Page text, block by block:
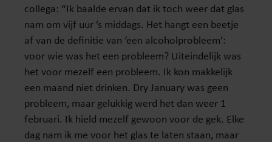
collega: “Ik baalde ervan dat ik toch weer dat glas
nam om vijf uur ’s middags. Het hangt een beetje
af van de definitie van ‘een alcoholprobleem’:
voor wie was het een probleem? Uiteindelijk was
het voor mezelf een probleem. Ik kon makkelijk
een maand niet drinken. Dry January was geen
probleem, maar gelukkig werd het dan weer 1
februari. Ik hield mezelf gewoon voor de gek. Elke
dag nam ik me voor het glas te laten staan, maar